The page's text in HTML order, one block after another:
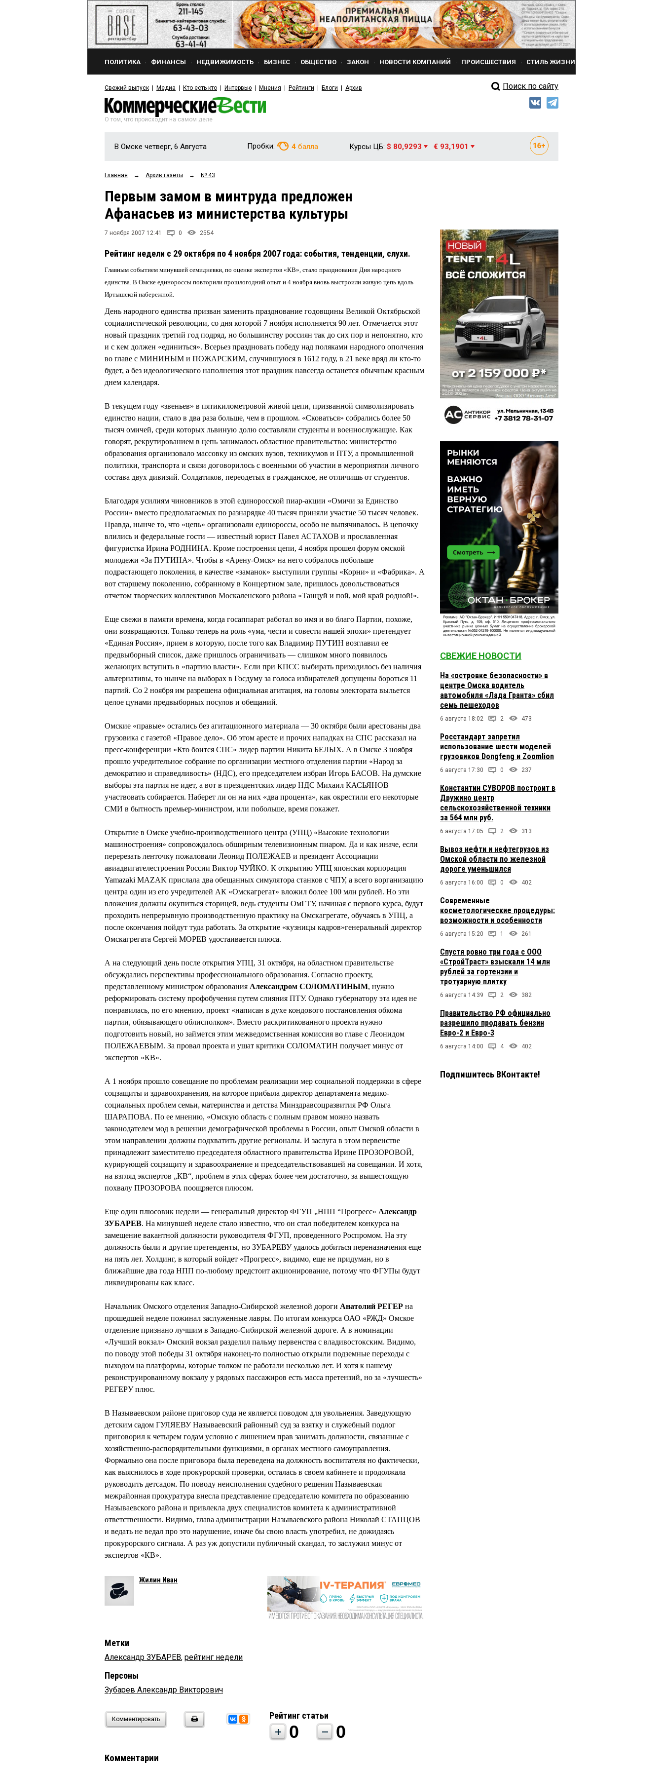
ПОЛИТИКА ФИНАНСЫ НЕДВИЖИМОСТЬ БИЗНЕС ОБЩЕСТВО ЗАКОН НОВОСТИ КОМПАНИЙ ПРОИСШЕСТВИЯ СТИЛЬ ЖИЗНИ
Свежий выпуск Медиа Кто есть кто Интервью Мнения Рейтинги Блоги Архив Поиск по сайту
О том, что происходит на самом деле
В Омске четверг, 6 Августа Пробки: 4 балла Курсы ЦБ: $ 80,9293 € 93,1901
Главная → Архив газеты → № 43
Первым замом в минтруда предложен
Афанасьев из министерства культуры
7 ноября 2007 12:41 0 2554
Рейтинг недели с 29 октября по 4 ноября 2007 года: события, тенденции, слухи.
Главным событием минувшей семидневки, по оценке экспертов «КВ», стало празднование Дня народного
единства. В Омске единороссы повторили прошлогодний опыт и 4 ноября вновь выстроили живую цепь вдоль
Иртышской набережной.
День народного единства призван заменить празднование годовщины Великой Октябрьской
социалистической революции, со дня которой 7 ноября исполняется 90 лет. Отмечается этот
новый праздник третий год подряд, но большинству россиян так до сих пор и непонятно, кто
и с кем должен «единиться». Всерьез праздновать победу над поляками народного ополчения
во главе с МИНИНЫМ и ПОЖАРСКИМ, случившуюся в 1612 году, в 21 веке вряд ли кто-то
будет, а без идеологического наполнения этот праздник навсегда останется обычным красным
днем календаря.
В текущем году «звеньев» в пятикилометровой живой цепи, призванной символизировать
единство нации, стало в два раза больше, чем в прошлом. «Сковаться» собрались более 50
тысяч омичей, среди которых львиную долю составляли студенты и военнослужащие. Как
говорят, рекрутированием в цепь занималось областное правительство: министерство
образования организовало массовку из омских вузов, техникумов и ПТУ, а промышленной
политики, транспорта и связи договорилось с военными об участии в мероприятии личного
состава двух дивизий. Солдатиков, переодетых в гражданское, не отличишь от студентов.
Благодаря усилиям чиновников в этой единоросской пиар-акции «Омичи за Единство
России» вместо предполагаемых по разнарядке 40 тысяч приняли участие 50 тысяч человек.
Правда, нынче то, что «цепь» организовали единороссы, особо не выпячивалось. В цепочку
влились и федеральные гости — известный юрист Павел АСТАХОВ и прославленная
фигуристка Ирина РОДНИНА. Кроме построения цепи, 4 ноября прошел форум омской
молодежи «За ПУТИНА». Чтобы в «Арену-Омск» на него собралось побольше
подрастающего поколения, в качестве «заманок» выступили группы «Корни» и «Фабрика». А
вот старшему поколению, собранному в Концертном зале, пришлось довольствоваться
отчетом творческих коллективов Москаленского района «Танцуй и пой, мой край родной!».
Еще свежи в памяти времена, когда госаппарат работал во имя и во благо Партии, похоже,
они возвращаются. Только теперь на роль «ума, чести и совести нашей эпохи» претендует
«Единая Россия», прием в которую, после того как Владимир ПУТИН возглавил ее
предвыборный список, даже пришлось ограничивать — слишком много появилось
желающих вступить в «партию власти». Если при КПСС выбирать приходилось без наличия
альтернативы, то нынче на выборах в Госдуму за голоса избирателей допущены бороться 11
партий. Со 2 ноября им разрешена официальная агитация, на головы электората выльется
целое цунами предвыборных посулов и обещаний.
Омские «правые» остались без агитационного материала — 30 октября были арестованы два
грузовика с газетой «Правое дело». Об этом аресте и прочих нападках на СПС рассказал на
пресс-конференции «Кто боится СПС» лидер партии Никита БЕЛЫХ. А в Омске 3 ноября
прошло учредительное собрание по организации местного отделения партии «Народ за
демократию и справедливость» (НДС), его председателем избран Игорь БАСОВ. На думские
выборы эта партия не идет, а вот в президентских лидер НДС Михаил КАСЬЯНОВ
участвовать собирается. Наберет ли он на них «два процента», как окрестили его некоторые
СМИ в бытность премьер-министром, или побольше, время покажет.
Открытие в Омске учебно-производственного центра (УПЦ) «Высокие технологии
машиностроения» сопровождалось обширным телевизионным пиаром. Да и как иначе, если
перерезать ленточку пожаловали Леонид ПОЛЕЖАЕВ и президент Ассоциации
авиадвигателестроения России Виктор ЧУЙКО. К открытию УПЦ японская корпорация
Yamazaki MAZAK прислала два обещанных симулятора станков с ЧПУ, а всего ворганизацию
центра один из его учредителей АК «Омскагрегат» вложил более 100 млн рублей. Но эти
вложения должны окупиться сторицей, ведь студенты ОмГТУ, начиная с первого курса, будут
проходить непрерывную производственную практику на Омскагрегате, обучаясь в УПЦ, а
после окончания пойдут туда работать. За открытие «кузницы кадров»генеральный директор
Омскагрегата Сергей МОРЕВ удостаивается плюса.
А на следующий день после открытия УПЦ, 31 октября, на областном правительстве
обсуждались перспективы профессионального образования. Согласно проекту,
представленному министром образования Александром СОЛОМАТИНЫМ, нужно
реформировать систему профобучения путем слияния ПТУ. Однако губернатору эта идея не
понравилась, по его мнению, проект «написан в духе кондового постановления обкома
партии, обязывающего облисполком». Вместо раскритикованного проекта нужно
подготовить новый, но займется этим межведомственная комиссия во главе с Леонидом
ПОЛЕЖАЕВЫМ. За провал проекта и ушат критики СОЛОМАТИН получает минус от
экспертов «КВ».
А 1 ноября прошло совещание по проблемам реализации мер социальной поддержки в сфере
соцзащиты и здравоохранения, на которое прибыла директор департамента медико-
социальных проблем семьи, материнства и детства Минздравсоцразвития РФ Ольга
ШАРАПОВА. По ее мнению, «Омскую область с полным правом можно назвать
законодателем мод в решении демографической проблемы в России, опыт Омской области в
этом направлении должны подхватить другие регионалы. И заслуга в этом первенстве
принадлежит заместителю председателя областного правительства Ирине ПРОЗОРОВОЙ,
курирующей соцзащиту и здравоохранение и председательствовавшей на совещании. И хотя,
на взгляд экспертов „КВ“, проблем в этих сферах более чем достаточно, за вышестоящую
похвалу ПРОЗОРОВА поощряется плюсом.
Еще один плюсовик недели — генеральный директор ФГУП „НПП “Прогресс» Александр
ЗУБАРЕВ. На минувшей неделе стало известно, что он стал победителем конкурса на
замещение вакантной должности руководителя ФГУП, проведенного Роспромом. На эту
должность были и другие претенденты, но ЗУБАРЕВУ удалось добиться переназначения еще
на пять лет. Холдинг, в который войдет «Прогресс», видимо, еще не придуман, но в
ближайшие два года НПП по-любому предстоит акционирование, потому что ФГУПы будут
ликвидированы как класс.
Начальник Омского отделения Западно-Сибирской железной дороги Анатолий РЕГЕР на
прошедшей неделе пожинал заслуженные лавры. По итогам конкурса ОАО «РЖД» Омское
отделение признано лучшим в Западно-Сибирской железной дороге. А в номинации
«Лучший вокзал» Омский вокзал разделил пальму первенства с владивостокским. Видимо,
по поводу этой победы 31 октября наконец-то полностью открыли подземные переходы с
выходом на платформы, которые толком не работали несколько лет. И хотя к нашему
реконструированному вокзалу у рядовых пассажиров есть масса претензий, но за «лучшесть»
РЕГЕРУ плюс.
В Называевском районе приговор суда не является поводом для увольнения. Заведующую
детским садом ГУЛЯЕВУ Называевский районный суд за взятку и служебный подлог
приговорил к четырем годам условно с лишением прав занимать должности, связанные с
хозяйственно-распорядительными функциями, в органах местного самоуправления.
Формально она после приговора была переведена на должность воспитателя но фактически,
как выяснилось в ходе прокурорской проверки, осталась в своем кабинете и продолжала
руководить детсадом. По поводу неисполнения судебного решения Называевская
межрайонная прокуратура внесла представление председателю комитета по образованию
Называевского района и привлекла двух специалистов комитета к административной
ответственности. Видимо, глава администрации Называевского района Николай СТАПЦОВ
и ведать не ведал про это нарушение, иначе бы свою власть употребил, не дожидаясь
прокурорского сигнала. А раз уж допустили публичный скандал, то заслужил минус от
экспертов «КВ».
Жилин Иван
Метки
Александр ЗУБАРЕВ, рейтинг недели
Персоны
Зубарев Александр Викторович
Комментировать Рейтинг статьи
0 0
Комментарии
СВЕЖИЕ НОВОСТИ
На «островке безопасности» в
центре Омска водитель
автомобиля «Лада Гранта» сбил
семь пешеходов
6 августа 18:02 2 473
Росстандарт запретил
использование шести моделей
грузовиков Dongfeng и Zoomlion
6 августа 17:30 0 237
Константин СУВОРОВ построит в
Дружино центр
сельскохозяйственной техники
за 564 млн руб.
6 августа 17:05 2 313
Вывоз нефти и нефтегрузов из
Омской области по железной
дороге уменьшился
6 августа 16:00 0 402
Современные
косметологические процедуры:
возможности и особенности
6 августа 15:20 1 261
Спустя ровно три года с ООО
«СтройТраст» взыскали 14 млн
рублей за гортензии и
тротуарную плитку
6 августа 14:39 2 382
Правительство РФ официально
разрешило продавать бензин
Евро-2 и Евро-3
6 августа 14:00 4 402
Подпишитесь ВКонтакте!